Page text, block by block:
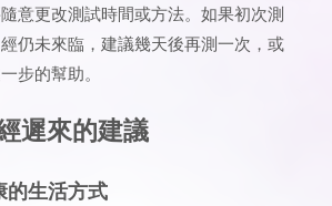
意更改測試時間或方法。如果初次測
仍未來臨，建議幾天後再測一次，或
步的幫助。
遲來的建議
的生活方式